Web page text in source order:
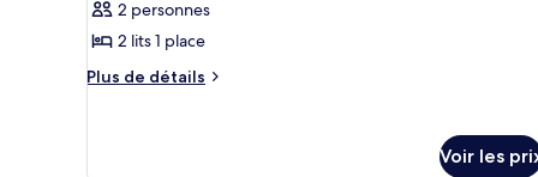
chambre
Double
chambre
photos
pour
ce
2 personnes
2 lits 1 place
Plus de détails
Plus
Voir les